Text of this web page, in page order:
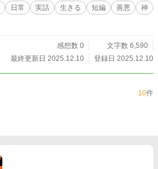
日常 実話 生きる 短編 善悪
神
感想数 0
文字数 6,590
最終更新日 2025.12.10
登録日 2025.12.10
10件